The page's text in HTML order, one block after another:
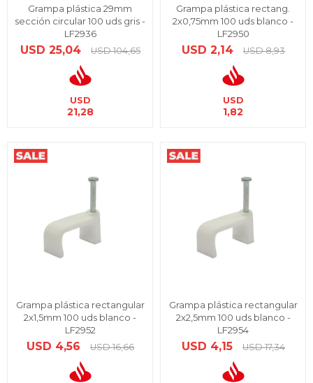
Grampa plástica 29mm
sección circular 100 uds gris -
LF2936
USD 25,04 USD 104,65
USD
21,28
Grampa plástica rectang.
2x0,75mm 100 uds blanco -
LF2950
USD 2,14 USD 8,93
USD
1,82
Grampa plástica rectangular
2x1,5mm 100 uds blanco -
LF2952
USD 4,56 USD 16,66
Grampa plástica rectangular
2x2,5mm 100 uds blanco -
LF2954
USD 4,15 USD 17,34